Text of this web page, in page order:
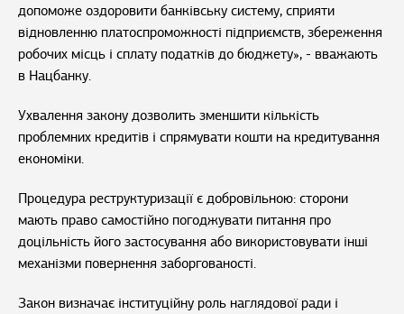
допоможе оздоровити банківську систему, сприяти
відновленню платоспроможності підприємств, збереження
робочих місць і сплату податків до бюджету», - вважають
в Нацбанку.
Ухвалення закону дозволить зменшити кількість
проблемних кредитів і спрямувати кошти на кредитування
економіки.
Процедура реструктуризації є добровільною: сторони
мають право самостійно погоджувати питання про
доцільність його застосування або використовувати інші
механізми повернення заборгованості.
Закон визначає інституційну роль наглядової ради і